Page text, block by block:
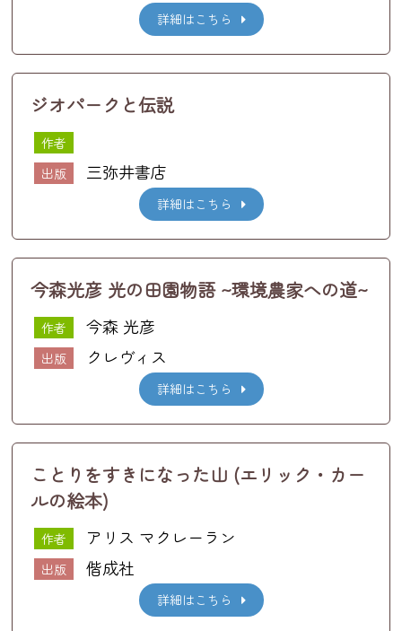
詳細はこちら
ジオパークと伝説
作者
出版
三弥井書店
詳細はこちら
今森光彦 光の田園物語 ~環境農家への道~
作者 今森 光彦
出版 クレヴィス
詳細はこちら
ことりをすきになった山 (エリック・カー
ルの絵本)
作者 アリス マクレーラン
出版 偕成社
詳細はこちら